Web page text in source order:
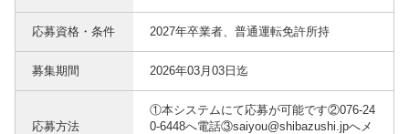
応募資格・条件 2027年卒業者、普通運転免許所持
募集期間 2026年03月03日迄
応募方法
①本システムにて応募が可能です②076-24
0-6448へ電話③saiyou@shibazushi.jpへメ